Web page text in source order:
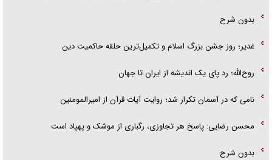
بدون شرح
غدیر؛ روز جشن بزرگ اسلام و تکمیل‌ترین حلقه حاکمیت دین
روح‌الله؛ رد پای یک اندیشه از ایران تا جهان
نامی که در آسمان تکرار شد؛ روایت آیات قرآن از امیرالمومنین
محسن رضایی: پاسخ هر تجاوزی، رگباری از موشک و پهپاد است
بدون شرح